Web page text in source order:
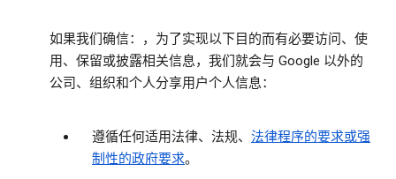
如果我们确信：，为了实现以下目的而有必要访问、使
用、保留或披露相关信息，我们就会与 Google 以外的
公司、组织和个人分享用户个人信息：
遵循任何适用法律、法规、 法律程序的要求或强
制性的政府要求。